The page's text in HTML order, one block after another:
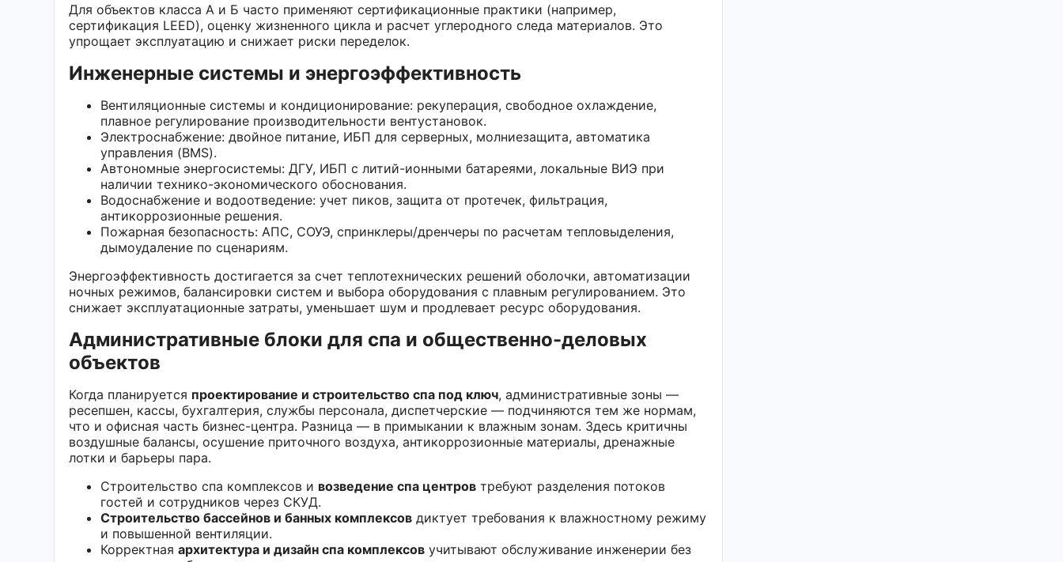
Для объектов класса А и Б часто применяют сертификационные практики (например,
сертификация LEED), оценку жизненного цикла и расчет углеродного следа материалов. Это
упрощает эксплуатацию и снижает риски переделок.
Инженерные системы и энергоэффективность
Вентиляционные системы и кондиционирование: рекуперация, свободное охлаждение,
плавное регулирование производительности вентустановок.
Электроснабжение: двойное питание, ИБП для серверных, молниезащита, автоматика
управления (BMS).
Автономные энергосистемы: ДГУ, ИБП с литий-ионными батареями, локальные ВИЭ при
наличии технико-экономического обоснования.
Водоснабжение и водоотведение: учет пиков, защита от протечек, фильтрация,
антикоррозионные решения.
Пожарная безопасность: АПС, СОУЭ, спринклеры/дренчеры по расчетам тепловыделения,
дымоудаление по сценариям.
Энергоэффективность достигается за счет теплотехнических решений оболочки, автоматизации
ночных режимов, балансировки систем и выбора оборудования с плавным регулированием. Это
снижает эксплуатационные затраты, уменьшает шум и продлевает ресурс оборудования.
Административные блоки для спа и общественно-деловых
объектов
Когда планируется проектирование и строительство спа под ключ, административные зоны —
ресепшен, кассы, бухгалтерия, службы персонала, диспетчерские — подчиняются тем же нормам,
что и офисная часть бизнес-центра. Разница — в примыкании к влажным зонам. Здесь критичны
воздушные балансы, осушение приточного воздуха, антикоррозионные материалы, дренажные
лотки и барьеры пара.
Строительство спа комплексов и возведение спа центров требуют разделения потоков
гостей и сотрудников через СКУД.
Строительство бассейнов и банных комплексов диктует требования к влажностному режиму
и повышенной вентиляции.
Корректная архитектура и дизайн спа комплексов учитывают обслуживание инженерии без